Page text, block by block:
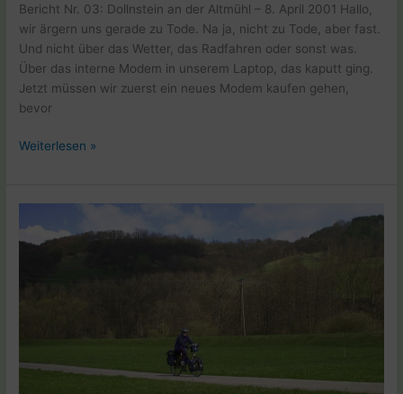
Bericht Nr. 03: Dollnstein an der Altmühl – 8. April 2001 Hallo,
wir ärgern uns gerade zu Tode. Na ja, nicht zu Tode, aber fast.
Und nicht über das Wetter, das Radfahren oder sonst was.
Über das interne Modem in unserem Laptop, das kaputt ging.
Jetzt müssen wir zuerst ein neues Modem kaufen gehen,
bevor
Weltreise
–
08.04.2001
Weiterlesen »